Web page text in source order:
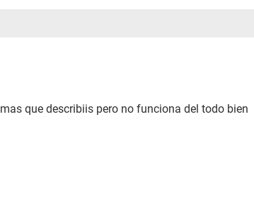
que describiis pero no funciona del todo bien